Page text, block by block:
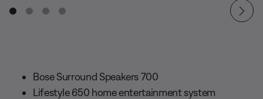
Bose Surround Speakers 700
Lifestyle 650 home entertainment system